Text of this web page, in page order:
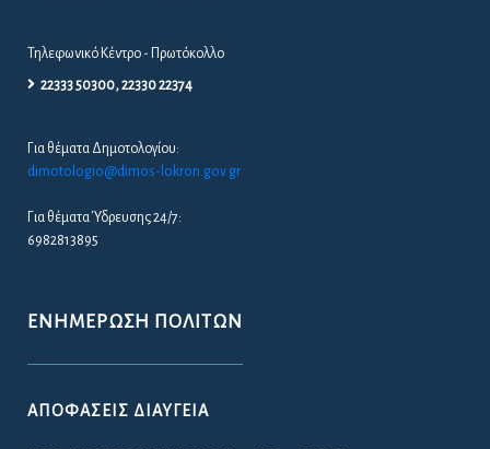
Τηλεφωνικό Κέντρο - Πρωτόκολλο
22333 50300, 22330 22374
Για θέματα Δημοτολογίου:
dimotologio@dimos-lokron.gov.gr
Για θέματα Ύδρευσης 24/7:
6982813895
ΕΝΗΜΈΡΩΣΗ ΠΟΛΙΤΏΝ
ΑΠΟΦΆΣΕΙΣ ΔΙΑΎΓΕΙΑ